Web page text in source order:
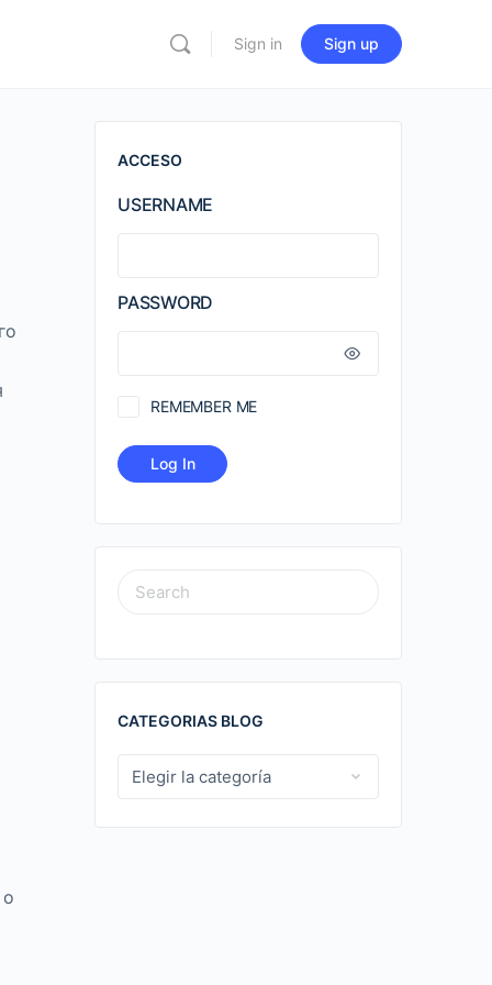
Sign in Sign up
ACCESO
USERNAME
PASSWORD
REMEMBER ME
SEARCH
FOR:
CATEGORIAS BLOG
CATEGORIAS
BLOG